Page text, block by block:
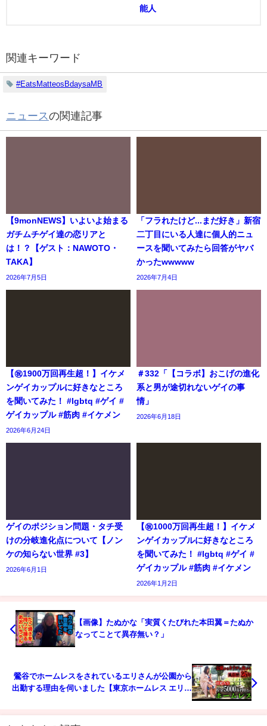
能人
関連キーワード
#EatsMatteosBdaysaMB
ニュースの関連記事
【9monNEWS】いよいよ始まる
ガチムチゲイ達の恋リアと
は！？【ゲスト：NAWOTO・
TAKA】
2026年7月5日
「フラれたけど...まだ好き」新宿
二丁目にいる人達に個人的ニュ
ースを聞いてみたら回答がヤバ
かったwwwww
2026年7月4日
【㊗️1900万回再生超！】イケメ
ンゲイカップルに好きなところ
を聞いてみた！ #lgbtq #ゲイ #
ゲイカップル #筋肉 #イケメン
2026年6月24日
＃332「【コラボ】おこげの進化
系と男が途切れないゲイの事
情」
2026年6月18日
ゲイのポジション問題・タチ受
けの分岐進化点について【ノン
ケの知らない世界 #3】
2026年6月1日
【㊗️1000万回再生超！】イケメ
ンゲイカップルに好きなところ
を聞いてみた！ #lgbtq #ゲイ #
ゲイカップル #筋肉 #イケメン
2026年1月2日
【画像】たぬかな「実質くたびれた本田翼＝たぬか
なってことて異存無い？」
鶯谷でホームレスをされているエリさんが公園から
出勤する理由を伺いました【東京ホームレス エリさ